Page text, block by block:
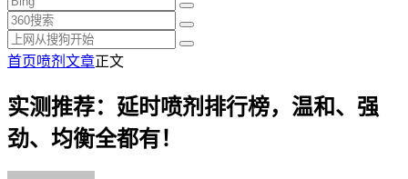
首页喷剂文章正文
实测推荐：延时喷剂排行榜，温和、强
劲、均衡全都有！